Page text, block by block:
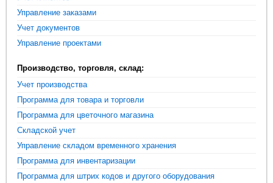
Управление заказами
Учет документов
Управление проектами
Производство, торговля, склад:
Учет производства
Программа для товара и торговли
Программа для цветочного магазина
Складской учет
Управление складом временного хранения
Программа для инвентаризации
Программа для штрих кодов и другого оборудования